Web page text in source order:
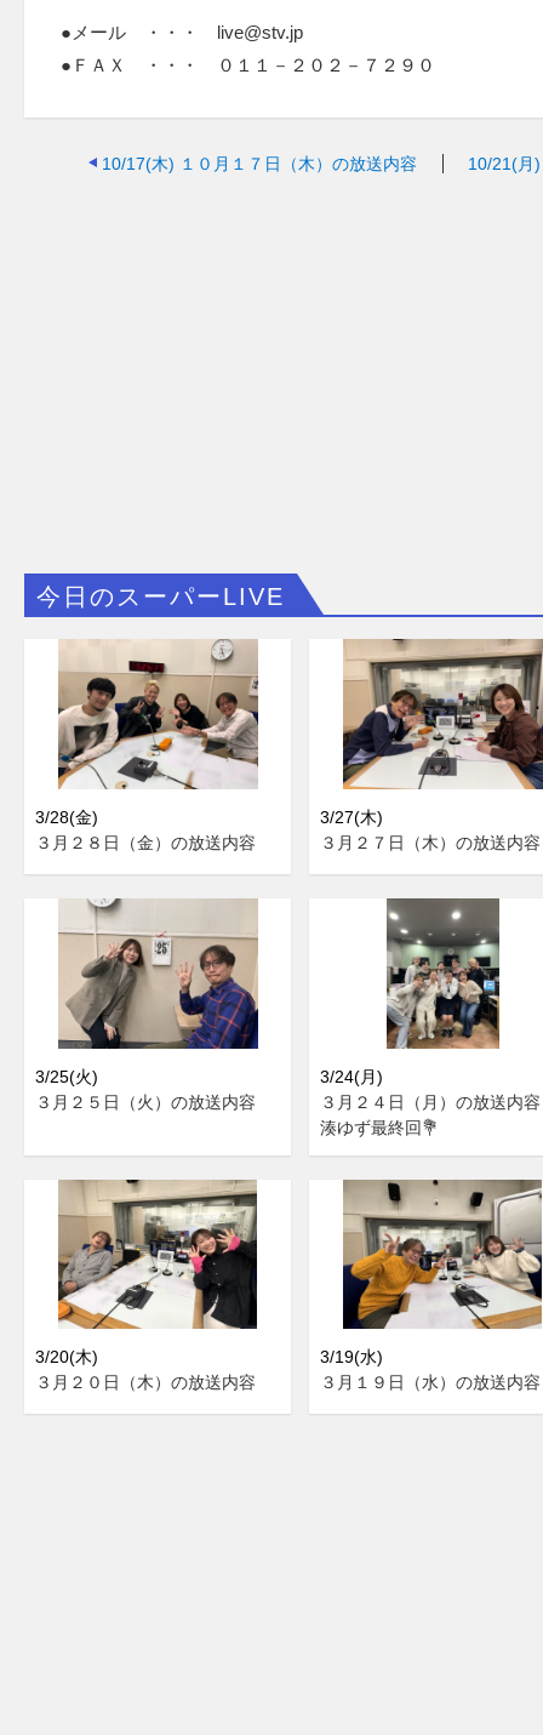
●メール ・・・ live@stv.jp
●ＦＡＸ ・・・ ０１１－２０２－７２９０
10/17(木) １０月１７日（木）の放送内容 10/21(月)
今日のスーパーLIVE
3/28(金)
３月２８日（金）の放送内容
3/27(木)
３月２７日（木）の放送内容
3/25(火)
３月２５日（火）の放送内容
3/24(月)
３月２４日（月）の放送内
湊ゆず最終回💐
3/20(木)
３月２０日（木）の放送内容
3/19(水)
３月１９日（水）の放送内容